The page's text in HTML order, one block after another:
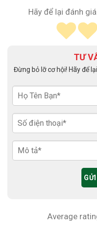
Hãy để lại đánh
TƯ
Đừng bỏ lỡ cơ hội! Hãy để
Average